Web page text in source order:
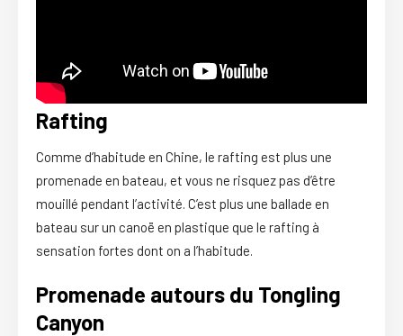
Rafting
Comme d’habitude en Chine, le rafting est plus une
promenade en bateau, et vous ne risquez pas d’être
mouillé pendant l’activité. C’est plus une ballade en
bateau sur un canoë en plastique que le rafting à
sensation fortes dont on a l’habitude.
Promenade autours du Tongling
Canyon